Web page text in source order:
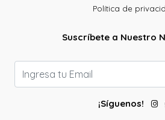
Política de
Suscríbete a Nuestro
¡Síguenos!